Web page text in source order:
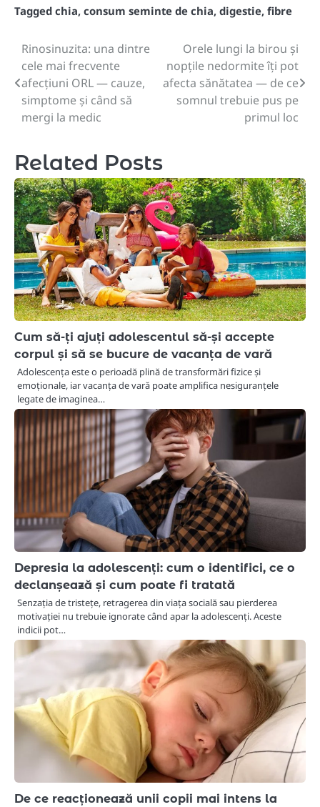
Tagged chia, consum seminte de chia, digestie, fibre
Post
navigation
Rinosinuzita: una dintre
cele mai frecvente
afecțiuni ORL — cauze,
simptome și când să
mergi la medic
Orele lungi la birou și
nopțile nedormite îți pot
afecta sănătatea — de ce
somnul trebuie pus pe
primul loc
Related Posts
Cum să-ți ajuți adolescentul să-și accepte
corpul și să se bucure de vacanța de vară
Adolescența este o perioadă plină de transformări fizice și
emoționale, iar vacanța de vară poate amplifica nesiguranțele
legate de imaginea…
Depresia la adolescenți: cum o identifici, ce o
declanșează și cum poate fi tratată
Senzația de tristețe, retragerea din viața socială sau pierderea
motivației nu trebuie ignorate când apar la adolescenți. Aceste
indicii pot…
De ce reacționează unii copii mai intens la